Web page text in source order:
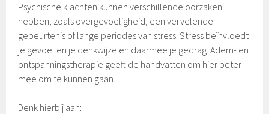
Psychische klachten kunnen verschillende oorzaken
hebben, zoals overgevoeligheid, een vervelende
gebeurtenis of lange periodes van stress. Stress beïnvloedt
je gevoel en je denkwijze en daarmee je gedrag. Adem- en
ontspanningstherapie geeft de handvatten om hier beter
mee om te kunnen gaan.
Denk hierbij aan: